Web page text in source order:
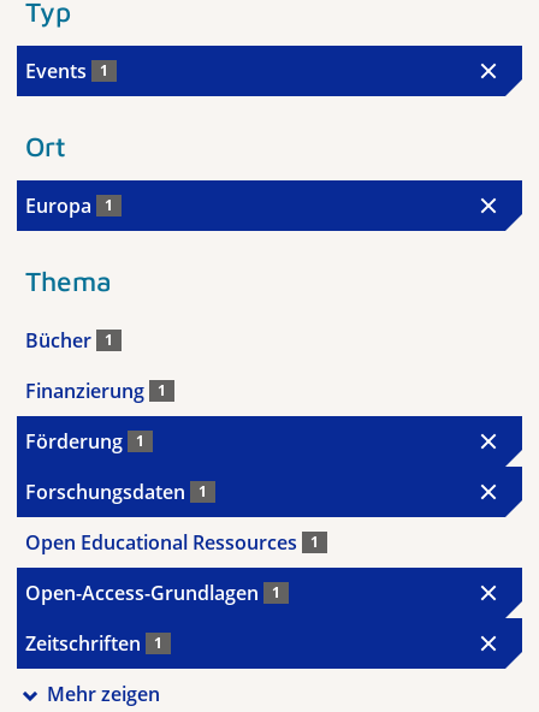
Typ
Events 1
Ort
Europa 1
Thema
Bücher 1
Finanzierung 1
Förderung 1
Forschungsdaten 1
Open Educational Ressources 1
Open-Access-Grundlagen 1
Zeitschriften 1
Mehr zeigen